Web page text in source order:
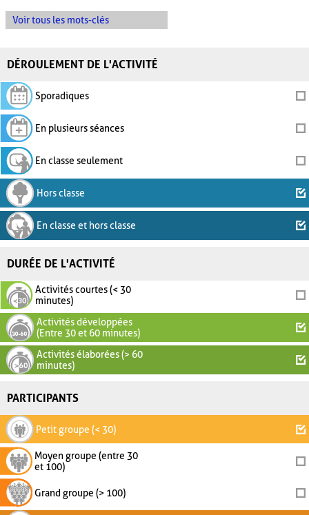
Voir tous les mots-clés
DÉROULEMENT DE L'ACTIVITÉ
Sporadiques
En plusieurs séances
En classe seulement
Hors classe
En classe et hors classe
DURÉE DE L'ACTIVITÉ
Activités courtes (< 30
minutes)
Activités développées
(Entre 30 et 60 minutes)
Activités élaborées (> 60
minutes)
PARTICIPANTS
Petit groupe (< 30)
Moyen groupe (entre 30
et 100)
Grand groupe (> 100)